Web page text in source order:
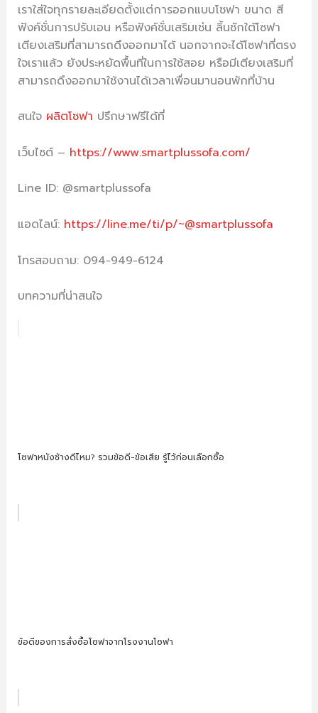
เราใส่ใจทุกรายละเอียดตั้งแต่การออกแบบโซฟา ขนาด สี
ฟังค์ชั่นการปรับเอน หรือฟังค์ชั่นเสริมเช่น ลิ้นชักใต้โซฟา
เตียงเสริมที่สามารถดึงออกมาได้ นอกจากจะได้โซฟาที่ตรง
ใจเราแล้ว ยังประหยัดพื้นที่ในการใช้สอย หรือมีเตียงเสริมที่
สามารถดึงออกมาใช้งานได้เวลาเพื่อนมานอนพักที่บ้าน
สนใจ ผลิตโซฟา ปรึกษาฟรีได้ที่
เว็บไซต์ – https://www.smartplussofa.com/
Line ID: @smartplussofa
แอดไลน์: https://line.me/ti/p/~@smartplussofa
โทรสอบถาม: 094-949-6124
บทความที่น่าสนใจ
โซฟาหนังช้างดีไหม? รวมข้อดี-ข้อเสีย รู้ไว้ก่อนเลือกซื้อ
ข้อดีของการสั่งซื้อโซฟาจากโรงงานโซฟา​